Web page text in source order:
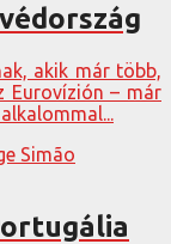
akik már több,
Eurovízión – már